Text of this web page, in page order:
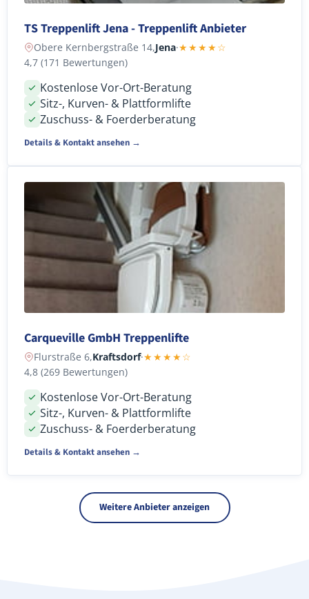
TS Treppenlift Jena - Treppenlift Anbieter
Obere Kernbergstraße 14,Jena·★★★★☆
4,7 (171 Bewertungen)
Kostenlose Vor-Ort-Beratung
Sitz-, Kurven- & Plattformlifte
Zuschuss- & Foerderberatung
Details & Kontakt ansehen →
Carqueville GmbH Treppenlifte
Flurstraße 6,Kraftsdorf·★★★★☆
4,8 (269 Bewertungen)
Kostenlose Vor-Ort-Beratung
Sitz-, Kurven- & Plattformlifte
Zuschuss- & Foerderberatung
Details & Kontakt ansehen →
Weitere Anbieter anzeigen